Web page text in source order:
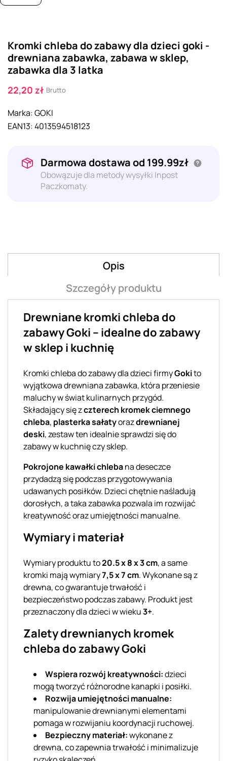
Kromki chleba do zabawy dla dzieci goki -
drewniana zabawka, zabawa w sklep,
zabawka dla 3 latka
22,20 zł Brutto
Marka:GOKI
EAN13:4013594518123
Darmowa dostawa od 199.99zł
Obowązuje dla metody wysyłki Inpost
Paczkomaty.
Opis
Szczegóły produktu
Drewniane kromki chleba do
zabawy Goki – idealne do zabawy
w sklep i kuchnię
Kromki chleba do zabawy dla dzieci firmyGokito
wyjątkowa drewniana zabawka, która przeniesie
maluchy w świat kulinarnych przygód.
Składający się zczterech kromek ciemnego
chleba, plasterka sałatyorazdrewnianej
deski, zestaw ten idealnie sprawdzi się do
zabawy w kuchnię czy sklep.
Pokrojone kawałki chlebana deseczce
przydadzą się podczas przygotowywania
udawanych posiłków. Dzieci chętnie naśladują
dorosłych, a taka zabawka pozwala im rozwijać
kreatywność oraz umiejętności manualne.
Wymiary i materiał
Wymiary produktu to20.5 x 8 x 3 cm, a same
kromki mają wymiary7,5 x 7 cm. Wykonane są z
drewna, co gwarantuje trwałość i
bezpieczeństwo podczas zabawy. Produkt jest
przeznaczony dla dzieci w wieku3+.
Zalety drewnianych kromek
chleba do zabawy Goki
Wspiera rozwój kreatywności:dzieci
mogą tworzyć różnorodne kanapki i posiłki.
Rozwija umiejętności manualne:
manipulowanie drewnianymi elementami
pomaga w rozwijaniu koordynacji ruchowej.
Bezpieczny materiał:wykonane z
drewna, co zapewnia trwałość i minimalizuje